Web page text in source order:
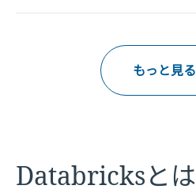
Databricksとは